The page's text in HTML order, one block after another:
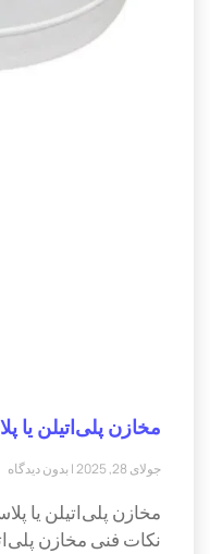
مخازن پلی‌اتیلن یا
جولای 28, 2025 بدون دیدگاه
مخازن پلی‌اتیلن یا
نکات فنی مخازن